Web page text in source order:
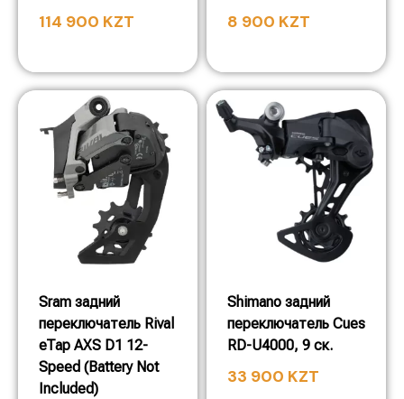
114 900 KZT 8 900 KZT
Sram задний
переключатель Rival
eTap AXS D1 12-
Speed (Battery Not
Included)
Shimano задний
переключатель Cues
RD-U4000, 9 ск.
33 900 KZT